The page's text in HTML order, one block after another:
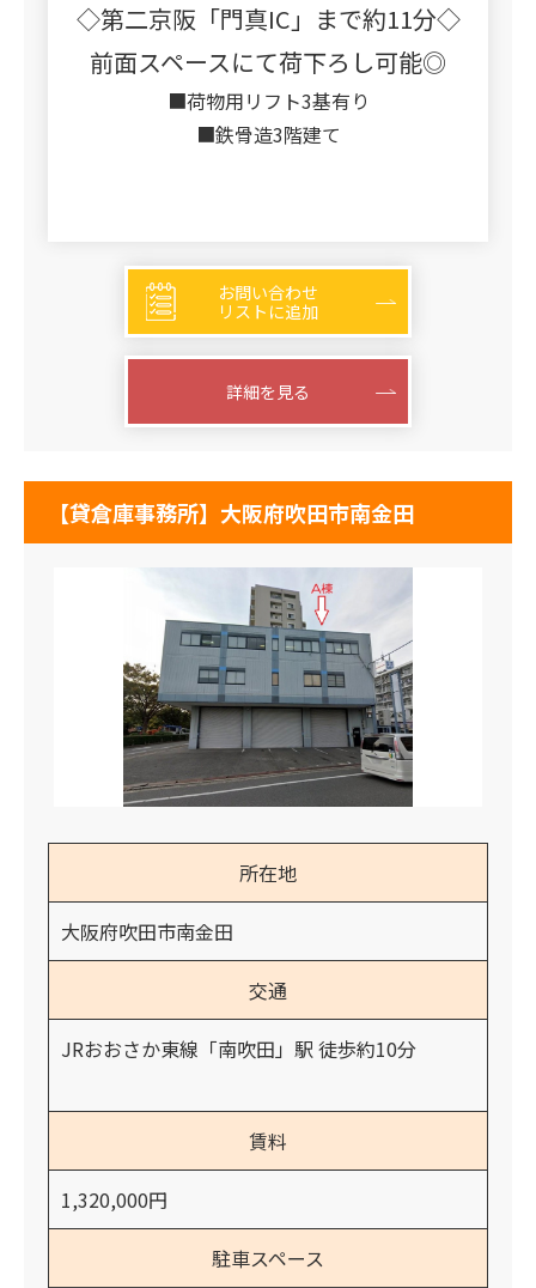
◇第二京阪「門真IC」まで約11分◇
前面スペースにて荷下ろし可能◎
■荷物用リフト3基有り
■鉄骨造3階建て
お問い合わせ
リストに追加
詳細を見る
【貸倉庫事務所】大阪府吹田市南金田
所在地
大阪府吹田市南金田
交通
JRおおさか東線「南吹田」駅 徒歩約10分
賃料
1,320,000円
駐車スペース